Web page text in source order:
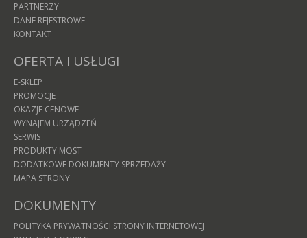
PARTNERZY
DANE REJESTROWE
KONTAKT
OFERTA I USŁUGI
E-SKLEP
PROMOCJE
OKAZJE CENOWE
WYNAJEM URZĄDZEŃ
SERWIS
PRODUKTY MOST
DODATKOWE DOKUMENTY SPRZEDAŻY
MAPA STRONY
DOKUMENTY
POLITYKA PRYWATNOŚCI STRONY INTERNETOWEJ